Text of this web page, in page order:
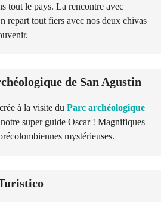
tout le pays. La rencontre avec
repart tout fiers avec nos deux chivas
de San Agustin
à la visite du Parc archéologique
super guide Oscar ! Magnifiques
mystérieuses.